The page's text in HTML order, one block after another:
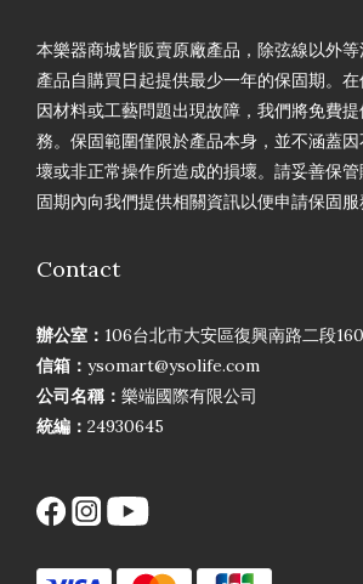
本樂器商城皆販賣原廠產品，除弦線以外
產品自購買日起提供最少一年的保固期。
因材料或工藝問題出現故障，我們將免費
務。保固範圍僅限於產品本身，並不涵蓋
壞或非正常操作所造成的損壞。請妥善保
固期內向我們提供相關資訊以便申請保固服
Contact
辦公室： 106台北市大安區復興南路二段
信箱： ysomart@ysolife.com
公司名稱： 樂端國際有限公司
統編： 24930645